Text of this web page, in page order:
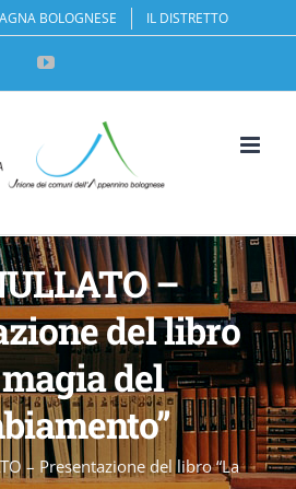
Apri la
BOLOGNESE IL DISTRETTO
YouTube
–
del libro
del
– Presentazione del libro “La